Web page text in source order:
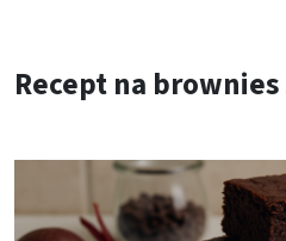
Recept na